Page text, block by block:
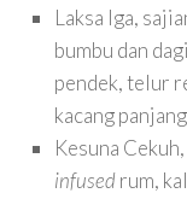
Laksa Iga,
bumbu dan
pendek, telur
kacang
Kesuna
infusedrum,